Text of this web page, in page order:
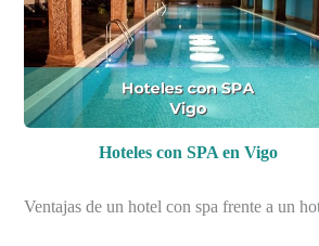
Hoteles con SPA en Vigo
Ventajas de un hotel con spa frente a un